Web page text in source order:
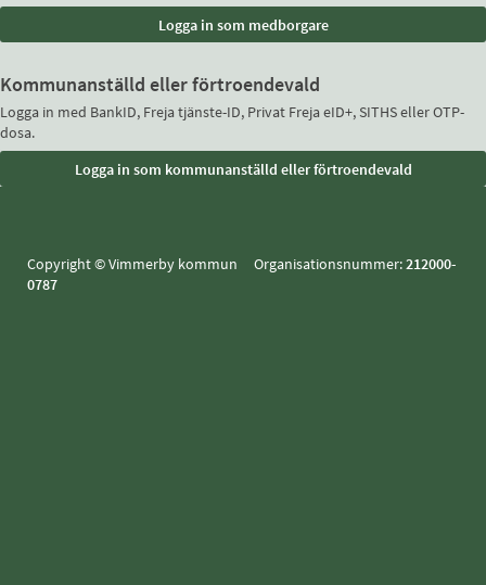
Kommunanställd eller förtroendevald
Logga in med BankID, Freja tjänste-ID, Privat Freja eID+, SITHS eller OTP-
dosa.
Copyright © Vimmerby kommun Organisationsnummer:212000-
0787